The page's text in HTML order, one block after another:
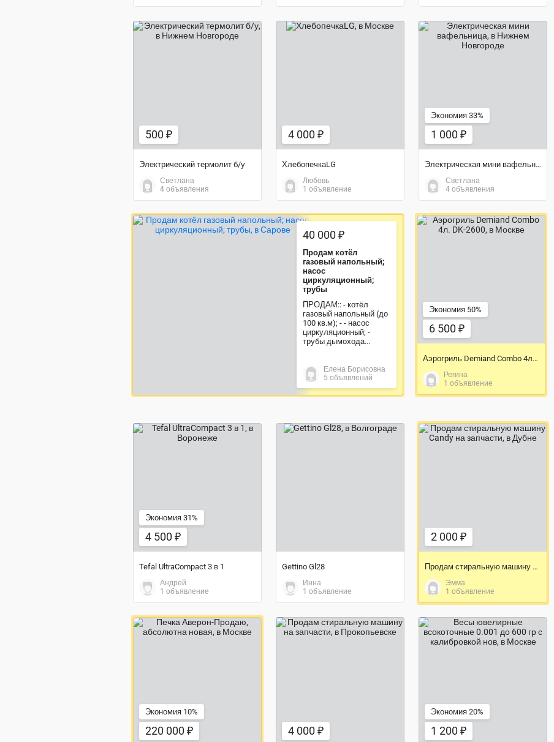
500 ₽
Электрический термолит б/у
Светлана
4 объявления
4 000 ₽
ХлебопечкаLG
Любовь
1 объявление
Экономия 33%
1 000 ₽
Электрическая мини вафельница
Светлана
4 объявления
40 000 ₽
Продам котёл
газовый напольный;
насос
циркуляционный;
трубы
ПРОДАМ:: - котёл
газовый напольный (до
100 кв.м); - - насос
циркуляционный; -
трубы дымохода...
Елена Борисовна
5 объявлений
Экономия 50%
6 500 ₽
Аэрогриль Demiand Combo 4л. DK-2600
Регина
1 объявление
Экономия 31%
4 500 ₽
Tefal UltraCompact 3 в 1
Андрей
1 объявление
Gettino Gl28
Инна
1 объявление
2 000 ₽
Продам стиральную машину Candy на запчасти
Эмма
1 объявление
Экономия 10%
220 000 ₽ 4 000 ₽
Экономия 20%
1 200 ₽